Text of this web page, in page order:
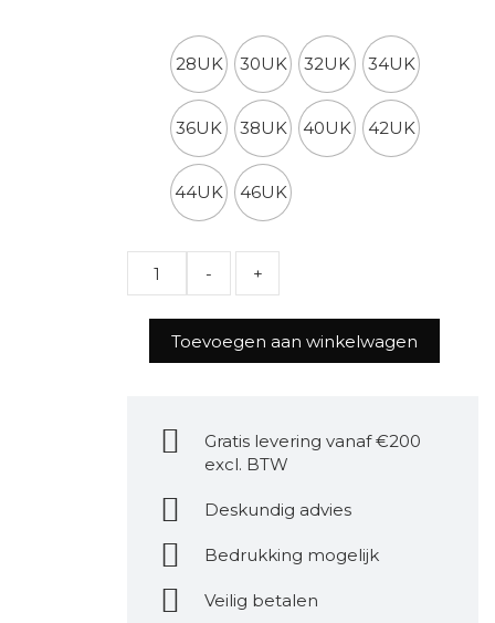
28UK 30UK 32UK 34UK
36UK 38UK 40UK 42UK
44UK 46UK
Toevoegen aan winkelwagen
Gratis levering vanaf €200
excl. BTW
Deskundig advies
Bedrukking mogelijk
Veilig betalen